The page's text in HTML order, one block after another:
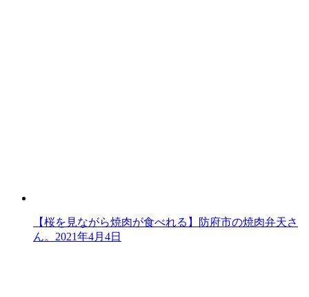
【桜を見ながら焼肉が食べれる】防府市の焼肉弁天さ
ん。 2021年4月4日